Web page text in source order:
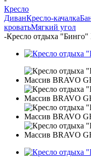
Кресло
ДиванКресло-качалка
кроватьМягкий угол
-Кресло отдыха